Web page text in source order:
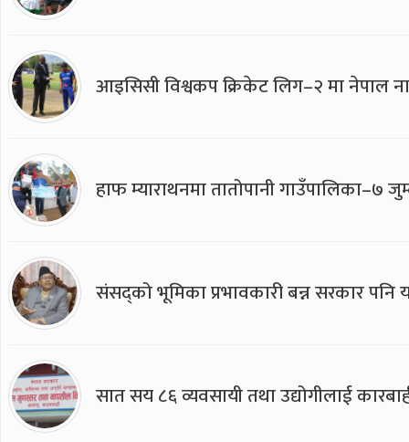
आइसिसी विश्वकप क्रिकेट लिग–२ मा नेपाल
हाफ म्याराथनमा तातोपानी गाउँपालिका–७
संसद्को भूमिका प्रभावकारी बन्न सरकार पनि
सात सय ८६ व्यवसायी तथा उद्योगीलाई